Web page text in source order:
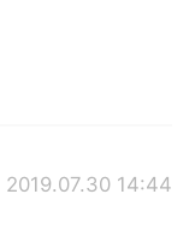
2019.07.30 14:44